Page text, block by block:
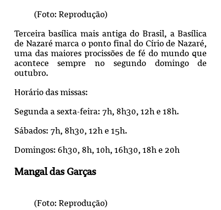
(Foto: Reprodução)
Terceira basílica mais antiga do Brasil, a Basílica
de Nazaré marca o ponto final do Círio de Nazaré,
uma das maiores procissões de fé do mundo que
acontece sempre no segundo domingo de
outubro.
Horário das missas:
Segunda a sexta-feira: 7h, 8h30, 12h e 18h.
Sábados: 7h, 8h30, 12h e 15h.
Domingos: 6h30, 8h, 10h, 16h30, 18h e 20h
Mangal das Garças
(Foto: Reprodução)